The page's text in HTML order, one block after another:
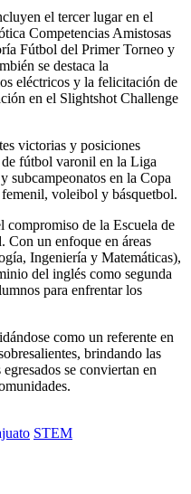
el tercer lugar en el
Competencias Amistosas
Fútbol del Primer Torneo y
se destaca la
eléctricos y la felicitación de
en el Slightshot Challenge
victorias y posiciones
de fútbol varonil en la Liga
subcampeonatos en la Copa
voleibol y básquetbol.
compromiso de la Escuela de
Con un enfoque en áreas
Ingeniería y Matemáticas),
del inglés como segunda
para enfrentar los
como un referente en
brindando las
se conviertan en
STEM